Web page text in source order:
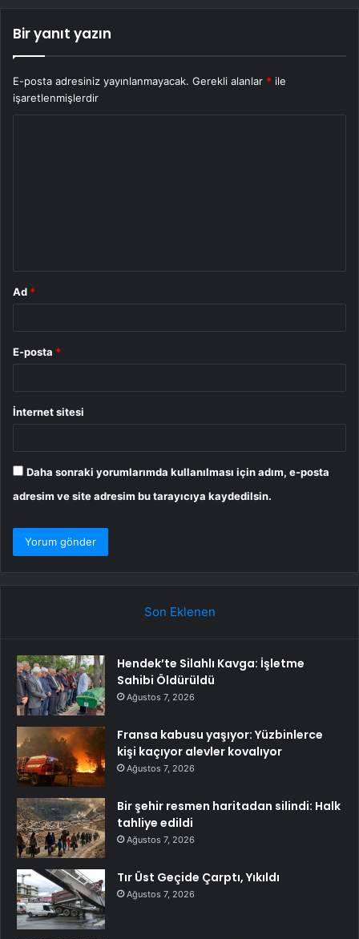
Bir yanıt yazın
E-posta adresiniz yayınlanmayacak. Gerekli alanlar * ile
işaretlenmişlerdir
Ad *
E-posta *
İnternet sitesi
Daha sonraki yorumlarımda kullanılması için adım, e-posta
adresim ve site adresim bu tarayıcıya kaydedilsin.
Son Eklenen
Hendek’te Silahlı Kavga: İşletme
Sahibi Öldürüldü
Ağustos 7, 2026
Fransa kabusu yaşıyor: Yüzbinlerce
kişi kaçıyor alevler kovalıyor
Ağustos 7, 2026
Bir şehir resmen haritadan silindi: Halk
tahliye edildi
Ağustos 7, 2026
Tır Üst Geçide Çarptı, Yıkıldı
Ağustos 7, 2026